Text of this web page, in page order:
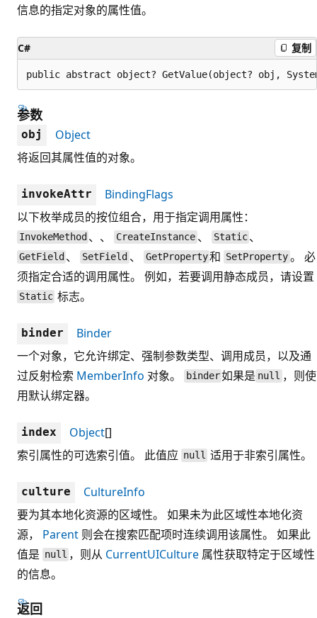
信息的指定对象的属性值。
C# 复制
public abstract object? GetValue(object? obj,
参数
obj
Object
将返回其属性值的对象。
invokeAttr
BindingFlags
以下枚举成员的按位组合，用于指定调用属性：
InvokeMethod 、、 CreateInstance 、 Static 、
GetField 、 SetField 、 GetProperty和 SetProperty。 必
须指定合适的调用属性。 例如，若要调用静态成员，请设置
Static 标志。
binder
Binder
一个对象，它允许绑定、强制参数类型、调用成员，以及通
过反射检索 MemberInfo 对象。 binder如果是 null ，则使
用默认绑定器。
index Object[]
索引属性的可选索引值。 此值应 null 适用于非索引属性。
culture
CultureInfo
要为其本地化资源的区域性。 如果未为此区域性本地化资
源， Parent 则会在搜索匹配项时连续调用该属性。 如果此
值是 null ，则从 CurrentUICulture 属性获取特定于区域性
的信息。
返回